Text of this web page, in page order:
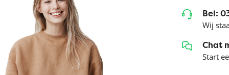
Bel:
Wij
Chat
Start